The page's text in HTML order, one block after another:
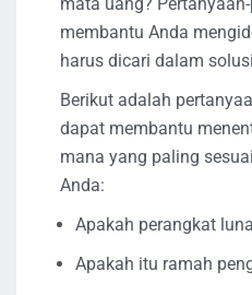
mata uang?
membantu Anda
harus dicari dalam
Berikut adalah
dapat membantu
mana yang paling
Anda:
Apakah perangkat
Apakah itu ramah